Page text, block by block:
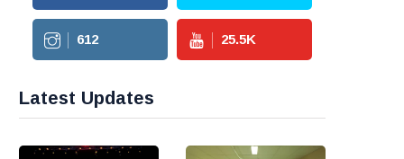
612 25.5K
Latest Updates